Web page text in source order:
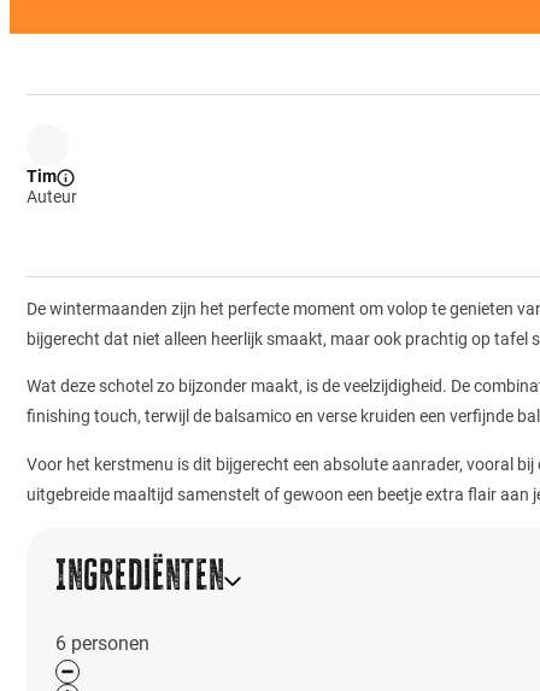
Tim
Auteur
De wintermaanden zijn het perfecte moment om volop te genieten
bijgerecht dat niet alleen heerlijk smaakt, maar ook prachtig op tafel
Wat deze schotel zo bijzonder maakt, is de veelzijdigheid. De
finishing touch, terwijl de balsamico en verse kruiden een verfijnde
Voor het kerstmenu is dit bijgerecht een absolute aanrader, vooral bij
uitgebreide maaltijd samenstelt of gewoon een beetje extra flair
Ingrediënten
6 personen